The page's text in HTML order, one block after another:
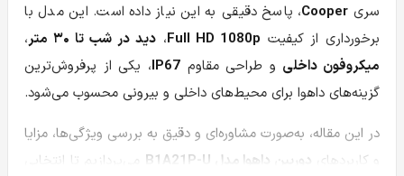
سریCooper، پاسخ دقیقی به این نیاز داده است. این مدل با
برخورداری از کیفیت Full HD 1080p، دید در شب تا ۳۰ متر
،
میکروفون داخلی و طراحی مقاومIP67، یکی از پرفروش‌ترین
گزینه‌های داهوا برای محیط‌های داخلی و بیرونی محسوب می‌شود.
در این مقاله، به‌صورت مشاوره‌ای و دقیق به بررسی ویژگی‌ها، مزایا
و کاربردهای دوربین داهوا مدل B1A21P-U
می‌پردازیم تا انتخابی